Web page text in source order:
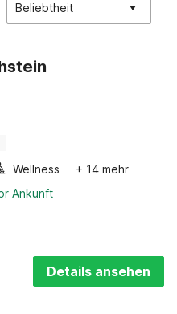
Beliebtheit
Wellness
+ 14 mehr
Ankunft
Details ansehen